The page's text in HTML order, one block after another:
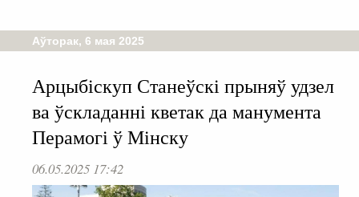
Аўторак, 6 мая 2025
Арцыбіскуп Станеўскі прыняў удзел
ва ўскладанні кветак да манумента
Перамогі ў Мінску
06.05.2025 17:42